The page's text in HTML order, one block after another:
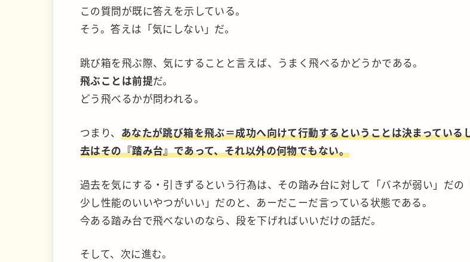
この質問が既に答えを示している。
そう。答えは「気にしない」だ。
跳び箱を飛ぶ際、気にすることと言えば、うまく飛べるかどうかである。
飛ぶことは前提だ。
どう飛べるかが問われる。
つまり、 あなたが跳び箱を飛ぶ＝成功へ向けて行動するということは決まっている
去はその『踏み台』であって、それ以外の何物でもない。
過去を気にする・引きずるという行為は、その踏み台に対して「バネが弱い」だの
少し性能のいいやつがいい」だのと、あーだこーだ言っている状態である。
今ある踏み台で飛べないのなら、段を下げればいいだけの話だ。
そして、次に進む。